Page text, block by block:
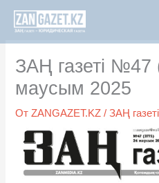
Перейти
содержимому
ЗАҢ газеті №47
маусым 2025
ОтZANGAZET.KZ/ЗАҢ